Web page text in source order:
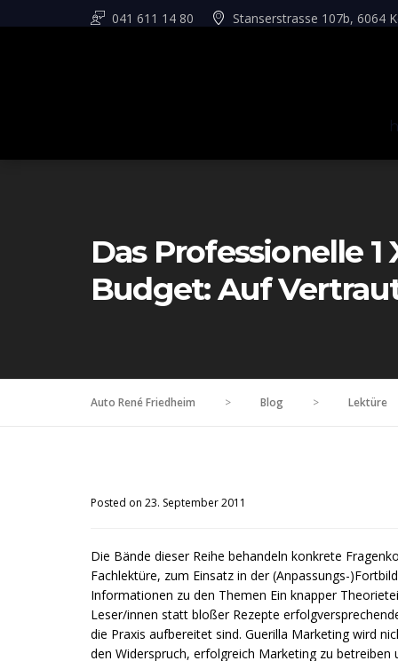
041 611 14 80 Stanserstrasse 107b, 6064
Das Professionelle
Budget: Auf
Auto René Friedheim > Blog > Lektüre
Posted on 23. September 2011
Die Bände dieser Reihe behandeln konkrete
Fachlektüre, zum Einsatz in der (Anpassungs-
Informationen zu den Themen Ein knapper
Leser/innen statt bloßer Rezepte
die Praxis aufbereitet sind. Guerilla Marketing wird
den Widerspruch, erfolgreich Marketing zu